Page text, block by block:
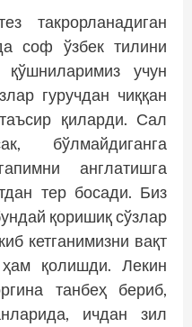
такрорланадиган
соф ўзбек тилини
учун
гуручдан чиққан
қиларди. Сал
бўлмайдиганга
англатишга
тер босади. Биз
қоришиқ сўзлар
кетганимизни вақт
қолишди. Лекин
танбеҳ бериб,
ичдан зил